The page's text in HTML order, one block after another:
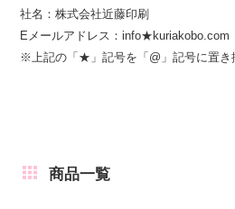
社名：株式会社近藤印刷
Eメールアドレス：info★kuriakobo.com
※上記の「★」記号を「@」記号に置き
商品一覧